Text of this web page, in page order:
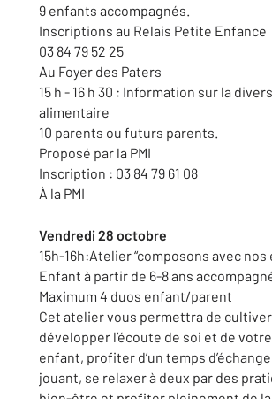
9 enfants accompagnés.
Inscriptions au Relais Petite Enfance
03 84 79 52 25
Au Foyer des Paters
15 h - 16 h 30 : Information sur la
alimentaire
10 parents ou futurs parents.
Proposé par la PMI
Inscription : 03 84 79 61 08
À la PMI
Vendredi 28 octobre
15h-16h:Atelier “composons avec nos
Enfant à partir de 6-8 ans
Maximum 4 duos enfant/parent
Cet atelier vous permettra de
développer l’écoute de soi et de votre
enfant, profiter d’un temps
jouant, se relaxer à deux par des